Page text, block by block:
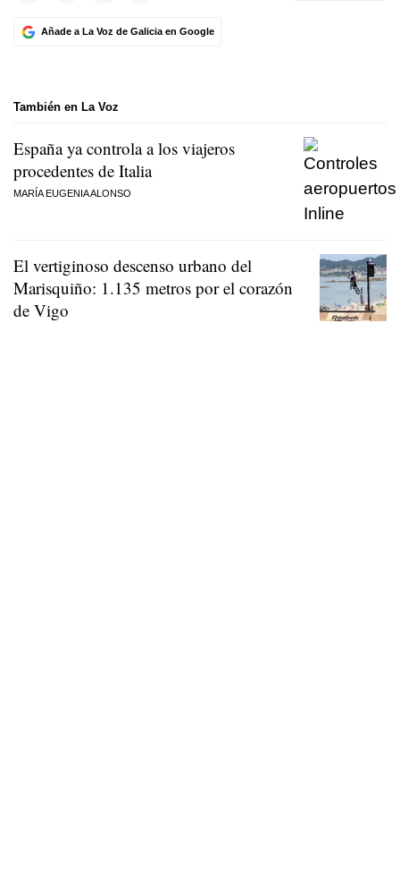
Añade a La Voz de Galicia en Google
También en La Voz
España ya controla a los viajeros
procedentes de Italia
MARÍA EUGENIA ALONSO
El vertiginoso descenso urbano del
Marisquiño: 1.135 metros por el corazón
de Vigo